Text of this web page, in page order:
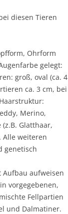
FARBEN –
diesen Tieren
Ohrform
gelegt:
groß, oval (ca. 4
ca. 3 cm, bei
Merino,
Glatthaar,
Alle weiteren
genetisch
Aufbau aufweisen
vorgegebenen,
Fellpartien
und Dalmatiner.